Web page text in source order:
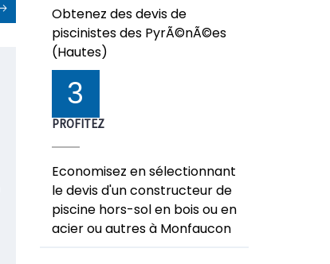
Obtenez des devis de
piscinistes des PyrÃ©nÃ©es
(Hautes)
3
PROFITEZ
Economisez en sélectionnant
le devis d'un constructeur de
piscine hors-sol en bois ou en
acier ou autres à Monfaucon